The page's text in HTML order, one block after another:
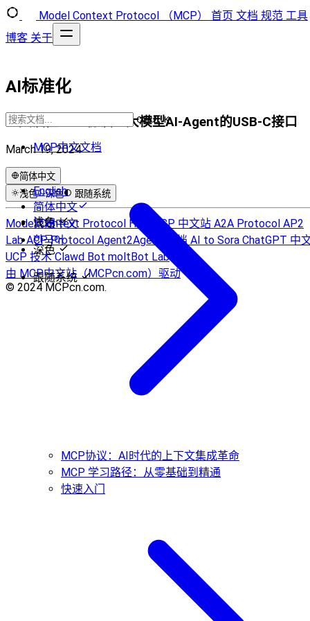
Model Context Protocol （MCP） 首页 文档 规范 工具
博客 关于
CTRL K
MCP中文文档
MCP协议：AI时代的上下文集成革命
MCP 学习路径：从零基础到精通
快速入门
AI标准化
一文读懂MCP协议：大模型AI-Agent的USB-C接口
March 19, 2024
简体中文
English
简体中文
繁體中文
한국어
浅色 深色 跟随系统
浅色
深色
跟随系统
Model Context Protocol Hub MCP 中文站 A2A Protocol AP2
LabACP Protocol Agent2Agent 文档 AI to Sora ChatGPT 中
UCP 技术Clawd Bot moltBot Lab
由 MCP中文站（MCPcn.com）驱动
© 2024 MCPcn.com.